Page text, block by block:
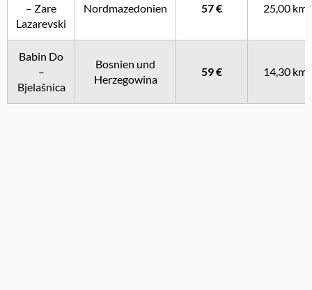
– Zare
Lazarevski
Nordmazedonien 57 € 25,00 km
Babin Do
–
Bjelašnica
Bosnien und
Herzegowina
59 € 14,30 km